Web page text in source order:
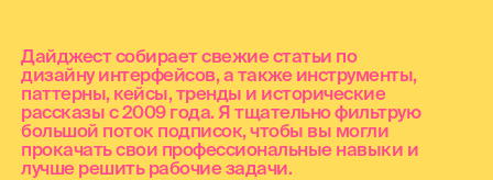
Дайджест собирает свежие статьи по
дизайну интерфейсов, а также инструменты,
паттерны, кейсы, тренды и исторические
рассказы с 2009 года. Я тщательно фильтрую
большой поток подписок, чтобы вы могли
прокачать свои профессиональные навыки и
лучше решить рабочие задачи.